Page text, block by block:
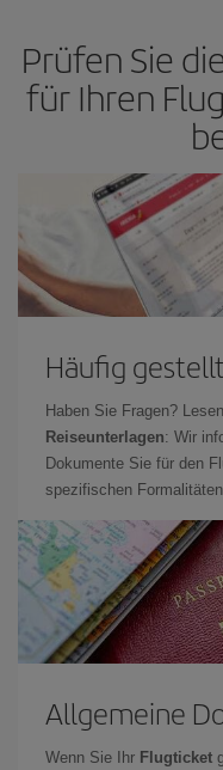
Prüfen Sie
für Ihren
Häufig
Haben Sie Fragen?
Reiseunterlagen: Wir
Dokumente Sie für den
spezifischen
Allgemeine
Wenn Sie Ihr Flugticket